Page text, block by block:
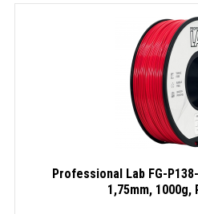
Professional Lab FG-
1,75mm, 1000g,